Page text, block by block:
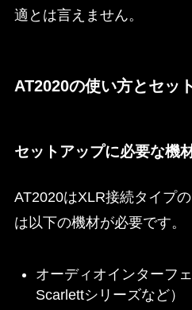
適とは言えません。
AT2020の使い方とセッ
セットアップに必要な機
AT2020はXLR接続タイプ
は以下の機材が必要です。
オーディオインターフ
Scarlettシリーズなど）